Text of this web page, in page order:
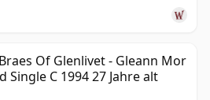
Of Glenlivet - Gleann Mor
Single C 1994 27 Jahre alt